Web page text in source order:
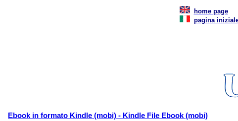
home page
pagina
Ebook in formato Kindle (mobi) - Kindle File Ebook (mobi)